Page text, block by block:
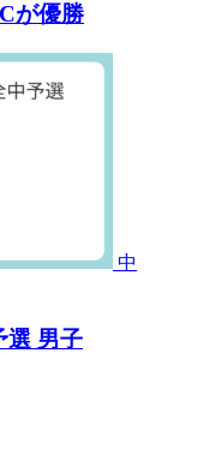
が優勝
中
選 男子